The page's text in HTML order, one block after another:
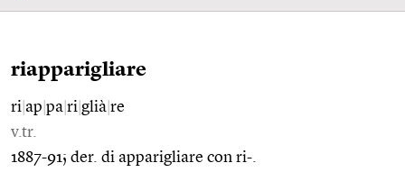
riapparigliare
ri ap pa ri glià re
v.tr.
1887-91; der. di apparigliare con ri-.